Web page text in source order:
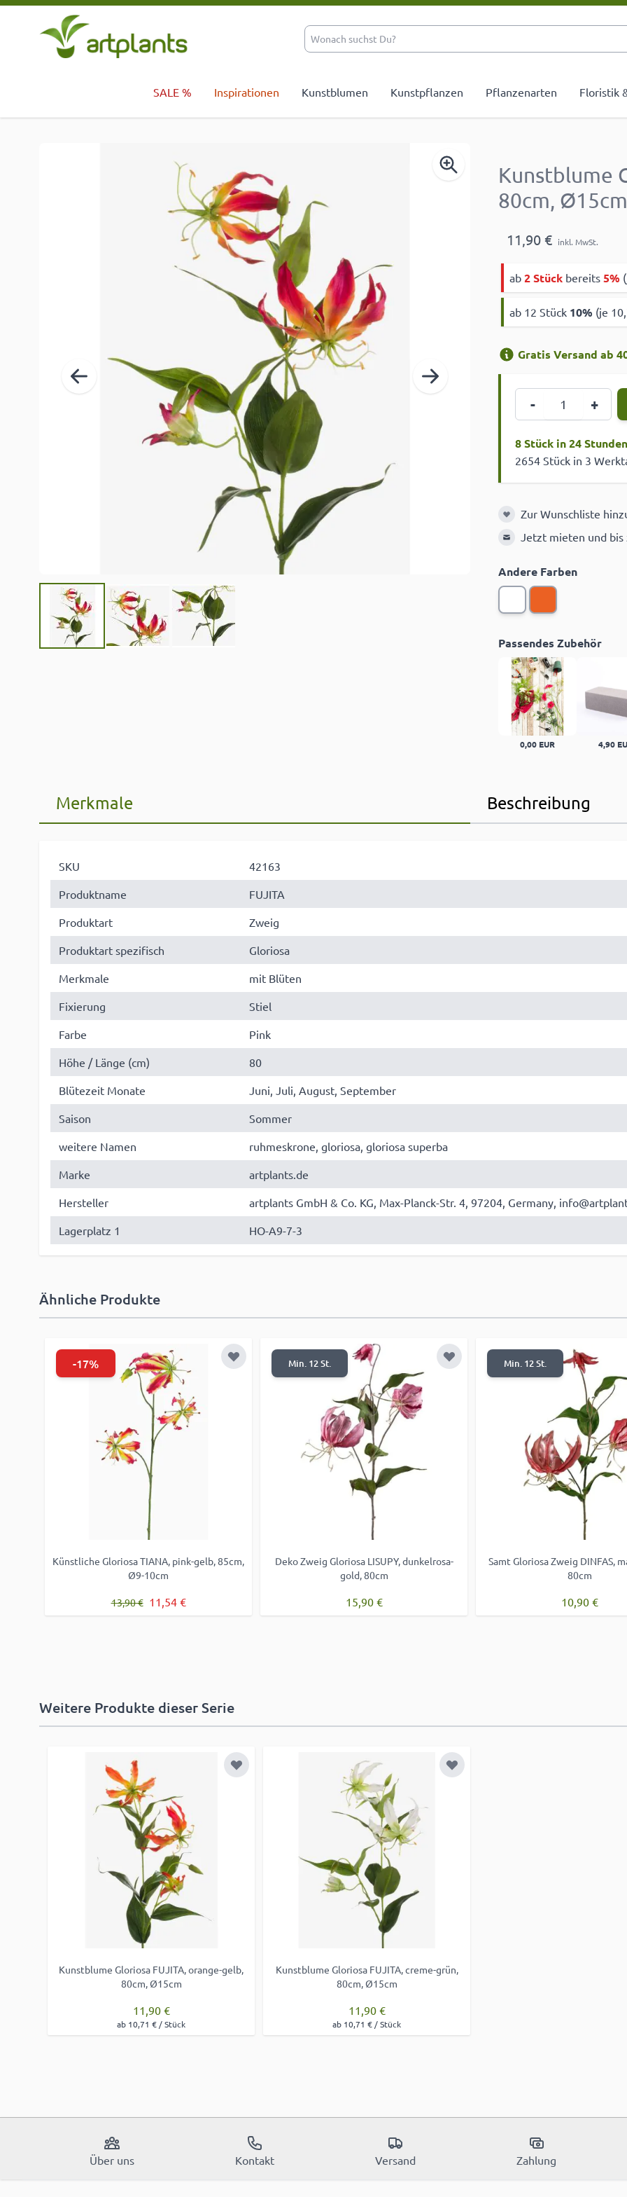
Zum Inhalt springen
SALE % Inspirationen Kunstblumen Kunstpflanzen Pflanzenarten Floristik
Kunstblume
80cm, Ø15cm
11,90 € inkl. MwSt.
ab 2 Stück bereits 5%
ab 12 Stück 10% (je
Gratis Versand ab
- +
8 Stück in 24 Stunden
2654 Stück in 3
Zur Wunschliste
Zur Wunschliste
Jetzt mieten und bis
Andere Farben
Passendes Zubehör
0,00 EUR 4,90
Merkmale Beschreibung
SKU
42163
Produktname
FUJITA
Produktart
Zweig
Produktart spezifisch
Gloriosa
Merkmale
mit Blüten
Fixierung
Stiel
Farbe
Pink
Höhe / Länge (cm)
80
Blütezeit Monate
Juni, Juli, August, September
Saison
Sommer
weitere Namen
ruhmeskrone, gloriosa, gloriosa superba
Marke
artplants.de
Hersteller
artplants GmbH & Co. KG, Max-Planck-Str. 4, 97204, Germany,
Lagerplatz 1
HO-A9-7-3
Ähnliche Produkte
-17% Zur Wunschliste hinzufügen
Künstliche Gloriosa TIANA, pink-gelb, 85cm,
Ø9-10cm
Regulärer Preis
13,90 € Sonderpreis
11,54 €
Min. 12 St. Zur Wunschliste hinzufügen
Deko Zweig Gloriosa LISUPY, dunkelrosa-
gold, 80cm
15,90 €
Min. 12 St.
Samt Gloriosa Zweig DINFAS,
80cm
10,90 €
Weitere Produkte dieser Serie
Zur Wunschliste hinzufügen
Kunstblume Gloriosa FUJITA, orange-gelb,
80cm, Ø15cm
11,90 €
ab 10,71 € / Stück
Zur Wunschliste hinzufügen
Kunstblume Gloriosa FUJITA, creme-grün,
80cm, Ø15cm
11,90 €
ab 10,71 € / Stück
Über uns Kontakt Versand Zahlung